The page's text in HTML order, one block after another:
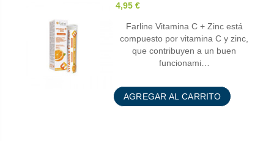
4,95 €
Farline Vitamina C + Zinc está
compuesto por vitamina C y zinc,
que contribuyen a un buen
funcionami…
AGREGAR AL CARRITO